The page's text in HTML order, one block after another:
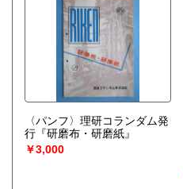
〈パンフ〉理研コランダム発
行『研磨布・研磨紙』
￥3,000